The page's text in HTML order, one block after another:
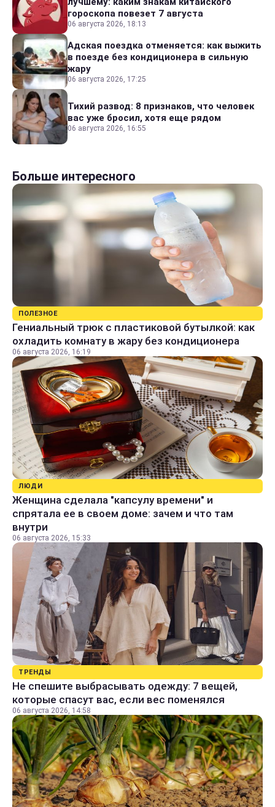
гороскопа повезет 7 августа
06 августа 2026, 18:13
Адская поездка отменяется: как выжить
в поезде без кондиционера в сильную
жару
06 августа 2026, 17:25
Тихий развод: 8 признаков, что человек
вас уже бросил, хотя еще рядом
06 августа 2026, 16:55
Больше интересного
ПОЛЕЗНОЕ
Гениальный трюк с пластиковой бутылкой: как
охладить комнату в жару без кондиционера
06 августа 2026, 16:19
ЛЮДИ
Женщина сделала "капсулу времени" и
спрятала ее в своем доме: зачем и что там
внутри
06 августа 2026, 15:33
ТРЕНДЫ
Не спешите выбрасывать одежду: 7 вещей,
которые спасут вас, если вес поменялся
06 августа 2026, 14:58